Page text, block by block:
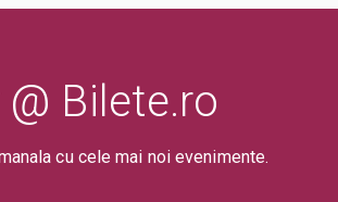
Bilete.ro
cu cele mai noi evenimente.